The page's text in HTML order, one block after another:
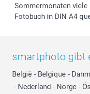
Sommermonaten
Fotobuch in DIN A4
smartphoto gibt
België - Belgique -
- Nederland - Norge -